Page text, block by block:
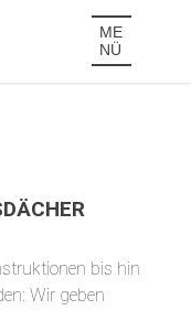
ME
NÜ
bis hin
Wir geben